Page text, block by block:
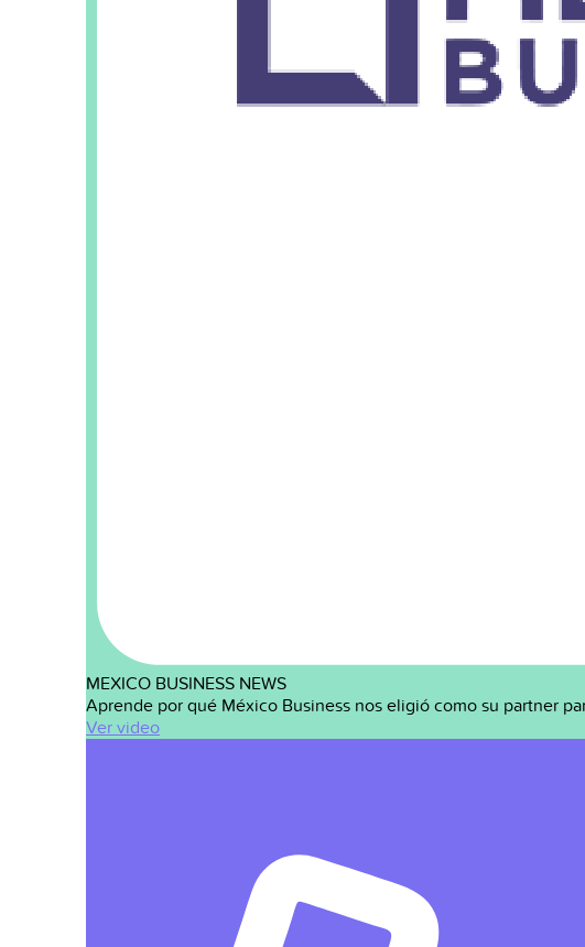
MEXICO BUSINESS NEWS
Aprende por qué México Business nos eligió como su partner
Ver video